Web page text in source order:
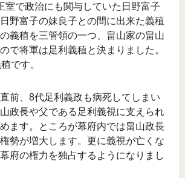
室で政治にも関与していた日野富子
野富子の妹良子との間に出来た義稙
義稙を三管領の一つ、畠山家の畠山
で将軍は足利義稙と決まりました。
です。
前、8代足利義政も病死してしまい
政長や父である足利義視に支えられ
ます。ところが幕府内では畠山政長
勢が増大します。更に義視が亡くな
府の権力を独占するようになりまし